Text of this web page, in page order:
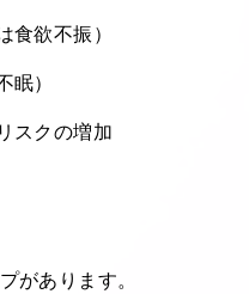
食欲不振）
眠）
スクの増加
があります。